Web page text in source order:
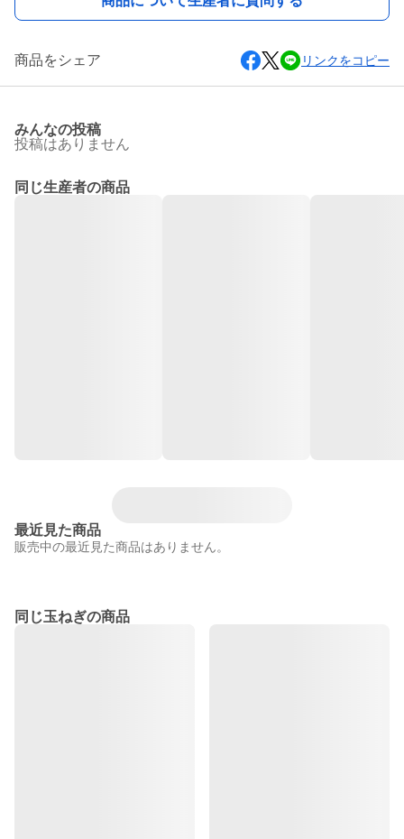
商品をシェア リンクをコピー
みんなの投稿
投稿はありません
同じ生産者の商品
最近見た商品
販売中の最近見た商品はありません。
同じ玉ねぎの商品